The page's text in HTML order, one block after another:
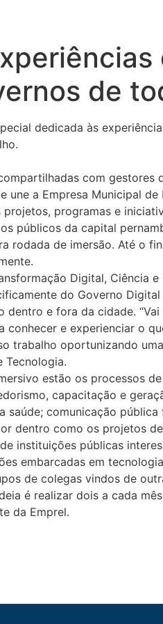
de
dedicada às
com gestores
a Empresa Municipal
programas e
públicos da capital
de imersão. Até o
Digital, Ciência
do Governo
e fora da cidade.
e experienciar o
trabalho oportunizando
Tecnologia.
estão os processos
capacitação e
comunicação
dentro como os projetos
instituições públicas
embarcadas em
de colegas vindos de
é realizar dois a cada
da Emprel.